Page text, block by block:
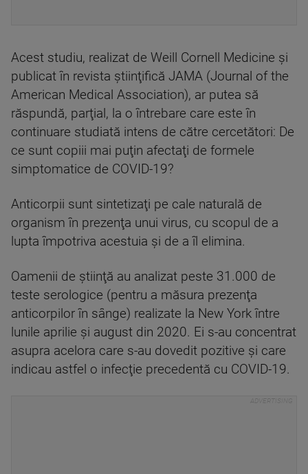
Acest studiu, realizat de Weill Cornell Medicine şi
publicat în revista ştiinţifică JAMA (Journal of the
American Medical Association), ar putea să
răspundă, parţial, la o întrebare care este în
continuare studiată intens de către cercetători: De
ce sunt copiii mai puţin afectaţi de formele
simptomatice de COVID-19?
Anticorpii sunt sintetizaţi pe cale naturală de
organism în prezenţa unui virus, cu scopul de a
lupta împotriva acestuia şi de a îl elimina.
Oamenii de ştiinţă au analizat peste 31.000 de
teste serologice (pentru a măsura prezenţa
anticorpilor în sânge) realizate la New York între
lunile aprilie şi august din 2020. Ei s-au concentrat
asupra acelora care s-au dovedit pozitive şi care
indicau astfel o infecţie precedentă cu COVID-19.